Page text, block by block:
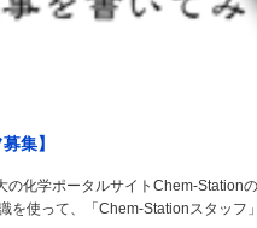
集】
化学ポータルサイトChem-Station
を使って、「Chem-Stationスタッフ